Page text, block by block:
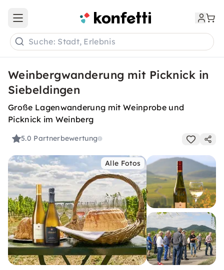
Open main menu
Suche: Stadt, Erlebnis
Weinbergwanderung mit Picknick in
Siebeldingen
Große Lagenwanderung mit Weinprobe und
Picknick im Weinberg
5.0 Partnerbewertung
Alle Fotos